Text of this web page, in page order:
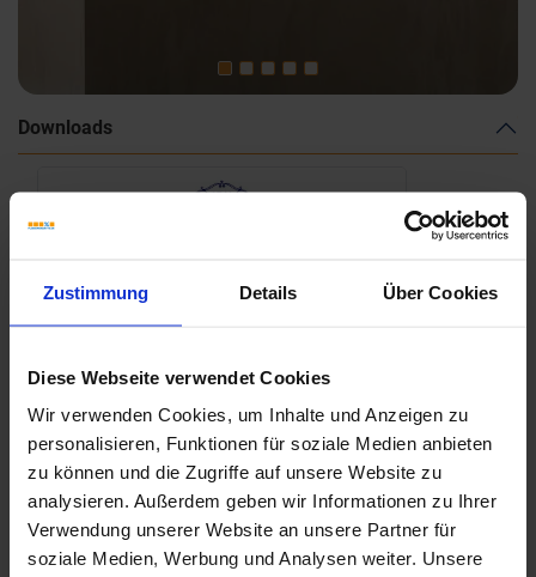
Zustimmung Details Über Cookies
Diese Webseite verwendet Cookies
Wir verwenden Cookies, um Inhalte und Anzeigen zu
personalisieren, Funktionen für soziale Medien anbieten
zu können und die Zugriffe auf unsere Website zu
analysieren. Außerdem geben wir Informationen zu Ihrer
Verwendung unserer Website an unsere Partner für
soziale Medien, Werbung und Analysen weiter. Unsere
Downloads